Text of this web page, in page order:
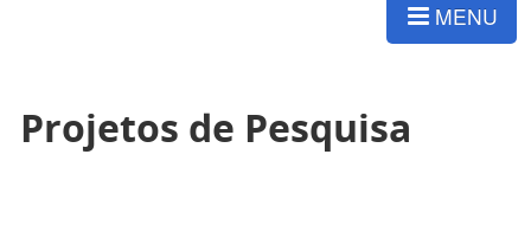
MENU
Projetos de Pesquisa